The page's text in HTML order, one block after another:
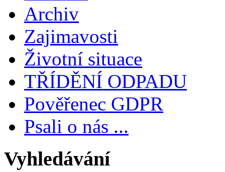
Archiv
Zajimavosti
Životní situace
TŘÍDĚNÍ ODPADU
Pověřenec GDPR
Psali o nás ...
Vyhledávání